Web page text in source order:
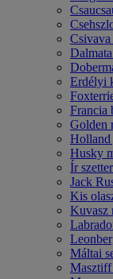
Erdélyi
Francia
Golden
Holland
Husky
Ír
Jack
Kis
Kuvasz
Máltai
Masztiff